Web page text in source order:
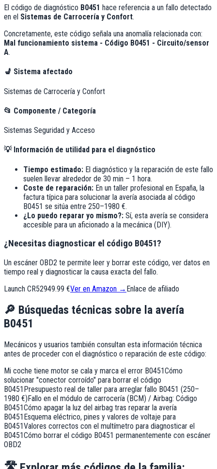
El código de diagnóstico B0451 hace referencia a un fallo detectado
en el Sistemas de Carrocería y Confort.
Concretamente, este código señala una anomalía relacionada con:
Mal funcionamiento sistema - Código B0451 - Circuito/sensor
A.
💺 Sistema afectado
Sistemas de Carrocería y Confort
📂 Componente / Categoría
Sistemas Seguridad y Acceso
💡Información de utilidad para el diagnóstico
Tiempo estimado: El diagnóstico y la reparación de este fallo
suelen llevar alrededor de 30 min – 1 hora.
Coste de reparación: En un taller profesional en España, la
factura típica para solucionar la avería asociada al código
B0451 se sitúa entre 250–1980 €.
¿Lo puedo reparar yo mismo?: Sí, esta avería se considera
accesible para un aficionado a la mecánica (DIY).
¿Necesitas diagnosticar el código B0451?
Un escáner OBD2 te permite leer y borrar este código, ver datos en
tiempo real y diagnosticar la causa exacta del fallo.
Launch CR52949.99 €Ver en Amazon → Enlace de afiliado
🔎 Búsquedas técnicas sobre la avería
B0451
Mecánicos y usuarios también consultan esta información técnica
antes de proceder con el diagnóstico o reparación de este código:
Mi coche tiene motor se cala y marca el error B0451Cómo
solucionar "conector corroído" para borrar el código
B0451Presupuesto real de taller para arreglar fallo B0451 (250–
1980 €)Fallo en el módulo de carrocería (BCM) / Airbag: Código
B0451Cómo apagar la luz del airbag tras reparar la avería
B0451Esquema eléctrico, pines y valores de voltaje para
B0451Valores correctos con el multímetro para diagnosticar el
B0451Cómo borrar el código B0451 permanentemente con escáner
OBD2